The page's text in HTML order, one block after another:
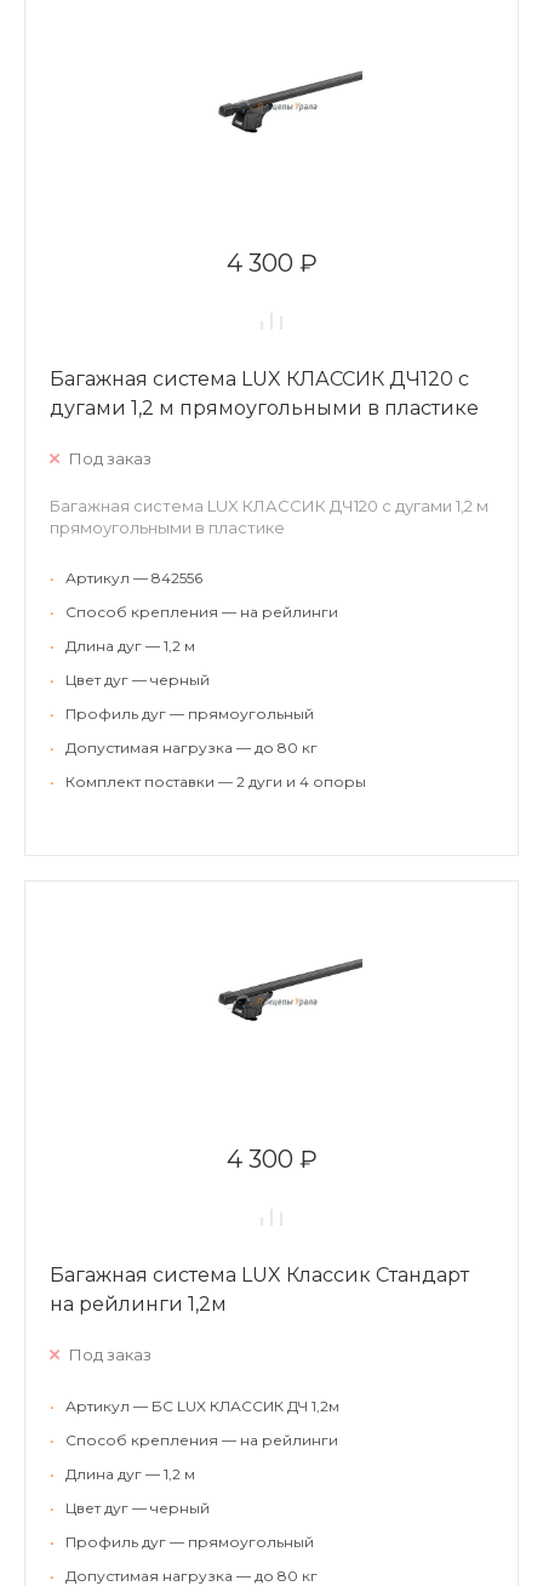
4 300 ₽
Багажная система LUX КЛАССИК ДЧ120 с
дугами 1,2 м прямоугольными в пластике
Под заказ
Багажная система LUX КЛАССИК ДЧ120 с дугами 1,2 м
прямоугольными в пластике
•
Артикул — 842556
•
Способ крепления — на рейлинги
•
Длина дуг — 1,2 м
•
Цвет дуг — черный
•
Профиль дуг — прямоугольный
•
Допустимая нагрузка — до 80 кг
•
Комплект поставки — 2 дуги и 4 опоры
4 300 ₽
Багажная система LUX Классик Стандарт
на рейлинги 1,2м
Под заказ
•
Артикул — БС LUX КЛАССИК ДЧ 1,2м
•
Способ крепления — на рейлинги
•
Длина дуг — 1,2 м
•
Цвет дуг — черный
•
Профиль дуг — прямоугольный
•
Допустимая нагрузка — до 80 кг